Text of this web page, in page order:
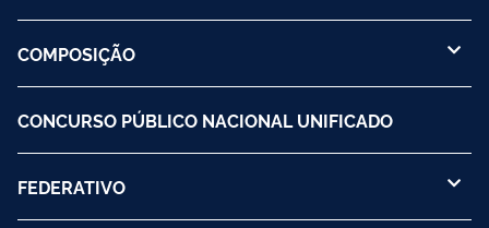
COMPOSIÇÃO
CONCURSO PÚBLICO NACIONAL UNIFICADO
FEDERATIVO